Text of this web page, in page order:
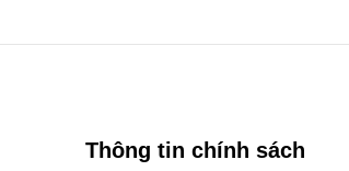
Thông tin chính sách